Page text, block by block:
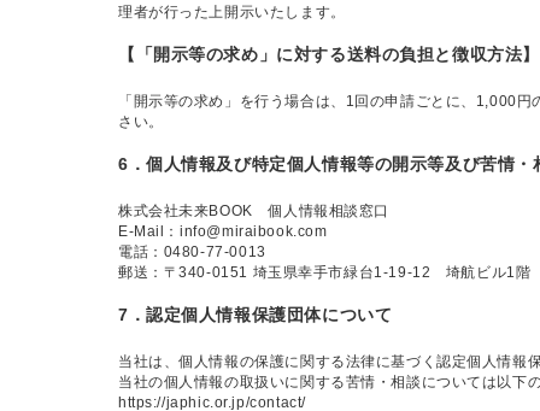
理者が行った上開示いたします。
【「開示等の求め」に対する送料の負担と徴収方法】
「開示等の求め」を行う場合は、1回の申請ごとに、1,000
さい。
6．個人情報及び特定個人情報等の開示等及び苦情・
株式会社未来BOOK 個人情報相談窓口
E-Mail：info@miraibook.com
電話：0480-77-0013
郵送：〒340-0151 埼玉県幸手市緑台1-19-12 埼航ビル1階
7．認定個人情報保護団体について
当社は、個人情報の保護に関する法律に基づく認定個人情
当社の個人情報の取扱いに関する苦情・相談については以
https://japhic.or.jp/contact/